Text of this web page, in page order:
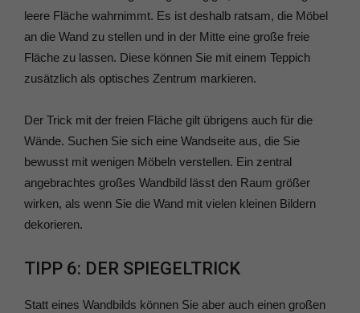
leere Fläche wahrnimmt. Es ist deshalb ratsam, die Möbel
an die Wand zu stellen und in der Mitte eine große freie
Fläche zu lassen. Diese können Sie mit einem Teppich
zusätzlich als optisches Zentrum markieren.
Der Trick mit der freien Fläche gilt übrigens auch für die
Wände. Suchen Sie sich eine Wandseite aus, die Sie
bewusst mit wenigen Möbeln verstellen. Ein zentral
angebrachtes großes Wandbild lässt den Raum größer
wirken, als wenn Sie die Wand mit vielen kleinen Bildern
dekorieren.
TIPP 6: DER SPIEGELTRICK
Statt eines Wandbilds können Sie aber auch einen großen